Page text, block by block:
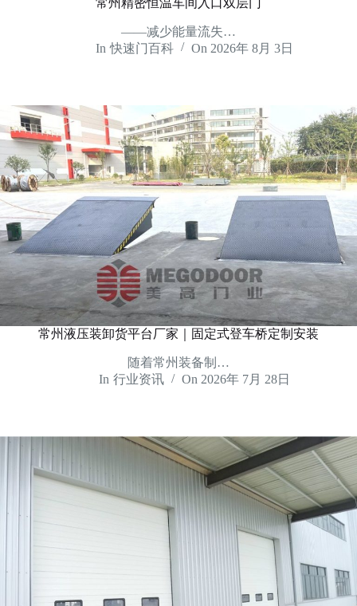
——减少能量流失…
In 快速门百科 On 2026年 8月 3日
常州液压装卸货平台厂家｜固定式登车桥定制安装
随着常州装备制…
In 行业资讯 On 2026年 7月 28日